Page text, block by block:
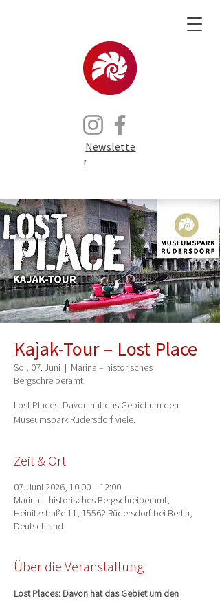
Newslette
r
Kajak-Tour – Lost Place
So., 07. Juni
  |
Marina – historisches
Bergschreiberamt
Lost Places: Davon hat das Gebiet um den
Museumspark Rüdersdorf viele.
Zeit & Ort
07. Juni 2026, 10:00 – 12:00
Marina – historisches Bergschreiberamt,
Heinitzstraße 11, 15562 Rüdersdorf bei Berlin,
Deutschland
Über die Veranstaltung
Lost Places: Davon hat das Gebiet um den